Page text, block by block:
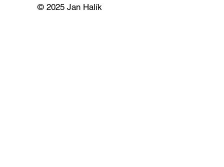
© 2025 Jan Halík